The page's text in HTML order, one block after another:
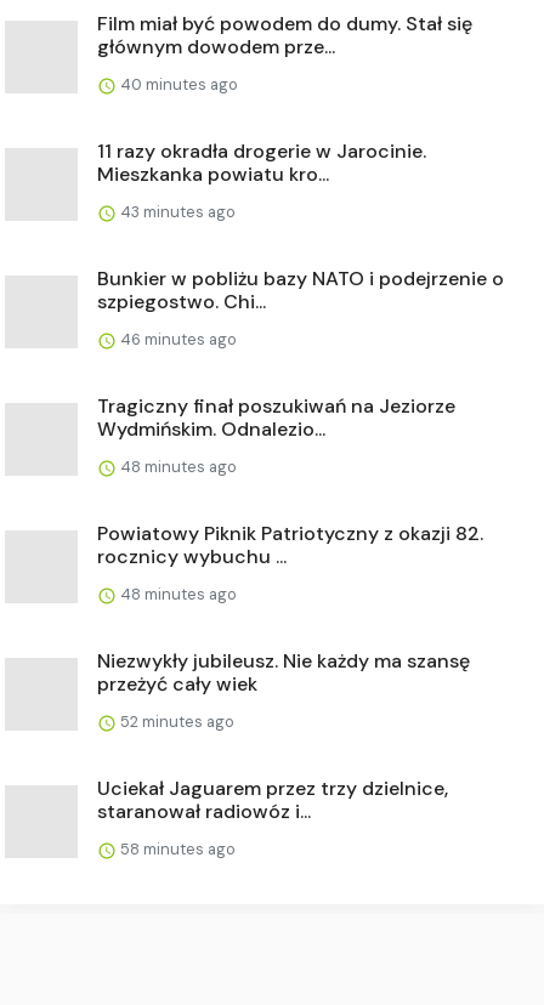
Film miał być powodem do dumy. Stał się
głównym dowodem prze...
40 minutes ago
11 razy okradła drogerie w Jarocinie.
Mieszkanka powiatu kro...
43 minutes ago
Bunkier w pobliżu bazy NATO i podejrzenie o
szpiegostwo. Chi...
46 minutes ago
Tragiczny finał poszukiwań na Jeziorze
Wydmińskim. Odnalezio...
48 minutes ago
Powiatowy Piknik Patriotyczny z okazji 82.
rocznicy wybuchu ...
48 minutes ago
Niezwykły jubileusz. Nie każdy ma szansę
przeżyć cały wiek
52 minutes ago
Uciekał Jaguarem przez trzy dzielnice,
staranował radiowóz i...
58 minutes ago